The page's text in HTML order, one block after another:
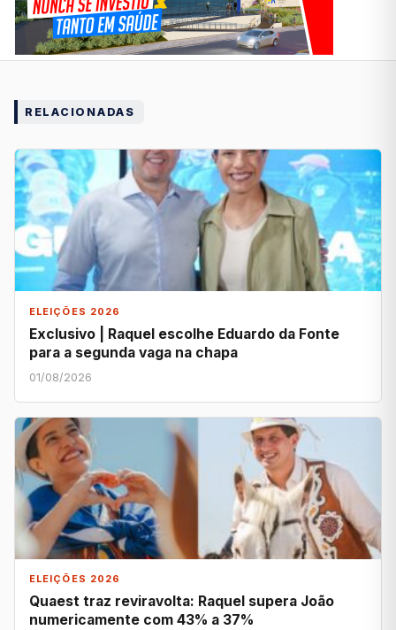
RELACIONADAS
ELEIÇÕES 2026
Exclusivo | Raquel escolhe Eduardo da Fonte
para a segunda vaga na chapa
01/08/2026
ELEIÇÕES 2026
Quaest traz reviravolta: Raquel supera João
numericamente com 43% a 37%